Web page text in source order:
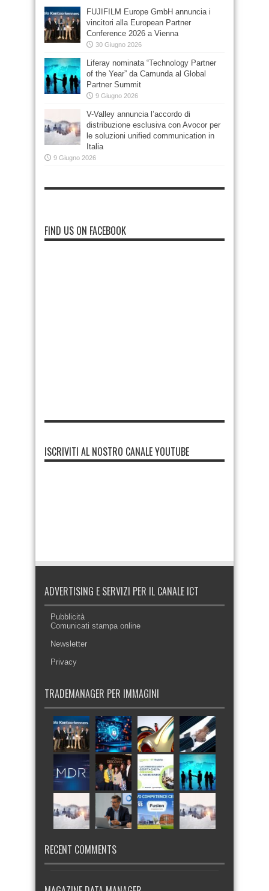
FUJIFILM Europe GmbH annuncia i
vincitori alla European Partner
Conference 2026 a Vienna
30 Giugno 2026
Liferay nominata “Technology Partner
of the Year” da Camunda al Global
Partner Summit
9 Giugno 2026
V-Valley annuncia l’accordo di
distribuzione esclusiva con Avocor per
le soluzioni unified communication in
Italia
9 Giugno 2026
FIND US ON FACEBOOK
ISCRIVITI AL NOSTRO CANALE YOUTUBE
ADVERTISING E SERVIZI PER IL CANALE ICT
Pubblicità
Comunicati stampa online
Newsletter
Privacy
TRADEMANAGER PER IMMAGINI
RECENT COMMENTS